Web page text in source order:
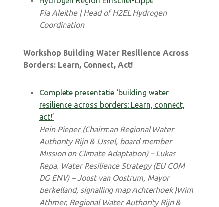
Pia Aleithe | Head of H2EL Hydrogen
Coordination
Workshop Building Water Resilience Across
Borders: Learn, Connect, Act!
Complete presentatie ‘building water
resilience across borders: Learn, connect,
act!’
Hein Pieper (Chairman Regional Water
Authority Rijn & IJssel, board member
Mission on Climate Adaptation) – Lukas
Repa, Water Resilience Strategy (EU COM
DG ENV) – Joost van Oostrum, Mayor
Berkelland, signalling map Achterhoek }Wim
Athmer, Regional Water Authority Rijn &